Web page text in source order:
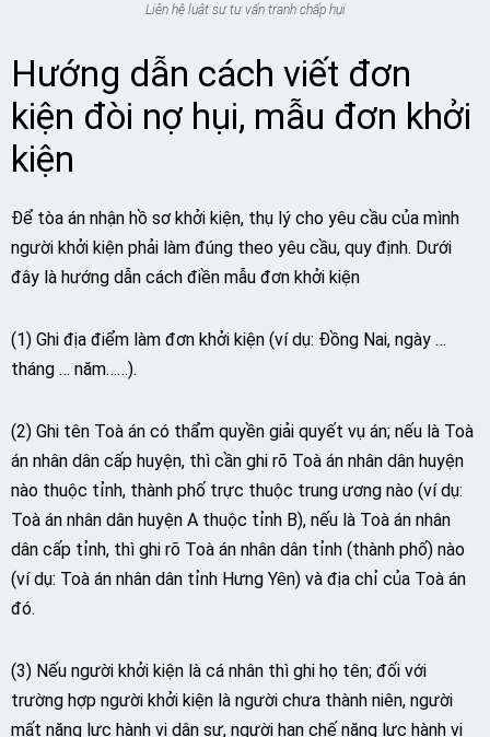
Liên hệ luật sư tư vấn tranh chấp hụi
Hướng dẫn cách viết đơn
kiện đòi nợ hụi, mẫu đơn khởi
kiện
Để tòa án nhận hồ sơ khởi kiện, thụ lý cho yêu cầu của mình
người khởi kiện phải làm đúng theo yêu cầu, quy định. Dưới
đây là hướng dẫn cách điền mẫu đơn khởi kiện
(1) Ghi địa điểm làm đơn khởi kiện (ví dụ: Đồng Nai, ngày …
tháng … năm……).
(2) Ghi tên Toà án có thẩm quyền giải quyết vụ án; nếu là Toà
án nhân dân cấp huyện, thì cần ghi rõ Toà án nhân dân huyện
nào thuộc tỉnh, thành phố trực thuộc trung ương nào (ví dụ:
Toà án nhân dân huyện A thuộc tỉnh B), nếu là Toà án nhân
dân cấp tỉnh, thì ghi rõ Toà án nhân dân tỉnh (thành phố) nào
(ví dụ: Toà án nhân dân tỉnh Hưng Yên) và địa chỉ của Toà án
đó.
(3) Nếu người khởi kiện là cá nhân thì ghi họ tên; đối với
trường hợp người khởi kiện là người chưa thành niên, người
mất năng lực hành vi dân sự, người hạn chế năng lực hành vi